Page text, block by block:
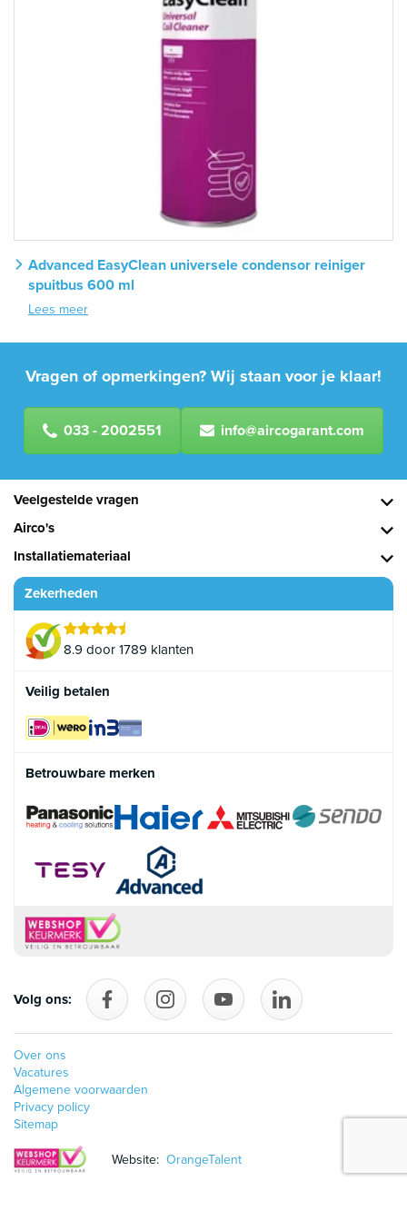
Advanced EasyClean universele condensor reiniger
spuitbus 600 ml
Lees meer
Vragen of opmerkingen? Wij staan voor je klaar!
033 - 2002551 info@aircogarant.com
Veelgestelde vragen
Airco's
Installatiemateriaal
Zekerheden
8.9 door 1789 klanten
Veilig betalen
Betrouwbare merken
Volg ons: Volg ons op Facebook
follow_us_on_instagram
Volg ons op YouTube
Over ons
Vacatures
Algemene voorwaarden
Privacy policy
Sitemap
Website: OrangeTalent